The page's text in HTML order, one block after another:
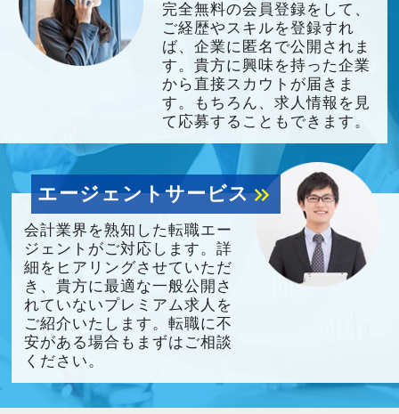
完全無料の会員登録をして、
ご経歴やスキルを登録すれ
ば、企業に匿名で公開されま
す。貴方に興味を持った企業
から直接スカウトが届きま
す。もちろん、求人情報を見
て応募することもできます。
エージェントサービスkeyboard_double_arrow_right
会計業界を熟知した転職エー
ジェントがご対応します。詳
細をヒアリングさせていただ
き、貴方に最適な一般公開さ
れていないプレミアム求人を
ご紹介いたします。転職に不
安がある場合もまずはご相談
ください。